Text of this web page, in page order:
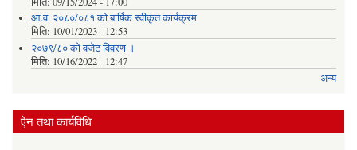
आ.व. २०८०/०८१ को बार्षिक स्वीकृत कार्यक्रम
मिति: 10/01/2023 - 12:53
२०७९/८० को वजेट विवरण ।
मिति: 10/16/2022 - 12:47
अन्य
ऐन तथा कार्यविधि